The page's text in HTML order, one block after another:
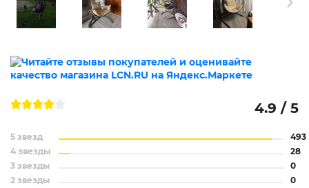
4.9 / 5
5 звезд
493
4 звезды
28
3 звезды
0
2 звезды
0